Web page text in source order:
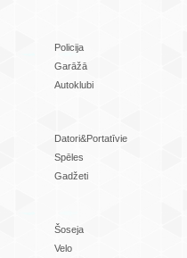
Policija
Garāžā
Autoklubi
Datori&Portatīvie
Spēles
Gadžeti
Šoseja
Velo